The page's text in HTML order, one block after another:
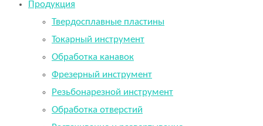
Продукция
Твердосплавные пластины
Токарный инструмент
Обработка канавок
Фрезерный инструмент
Резьбонарезной инструмент
Обработка отверстий